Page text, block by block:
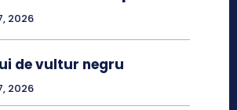
2026
de vultur negru
2026